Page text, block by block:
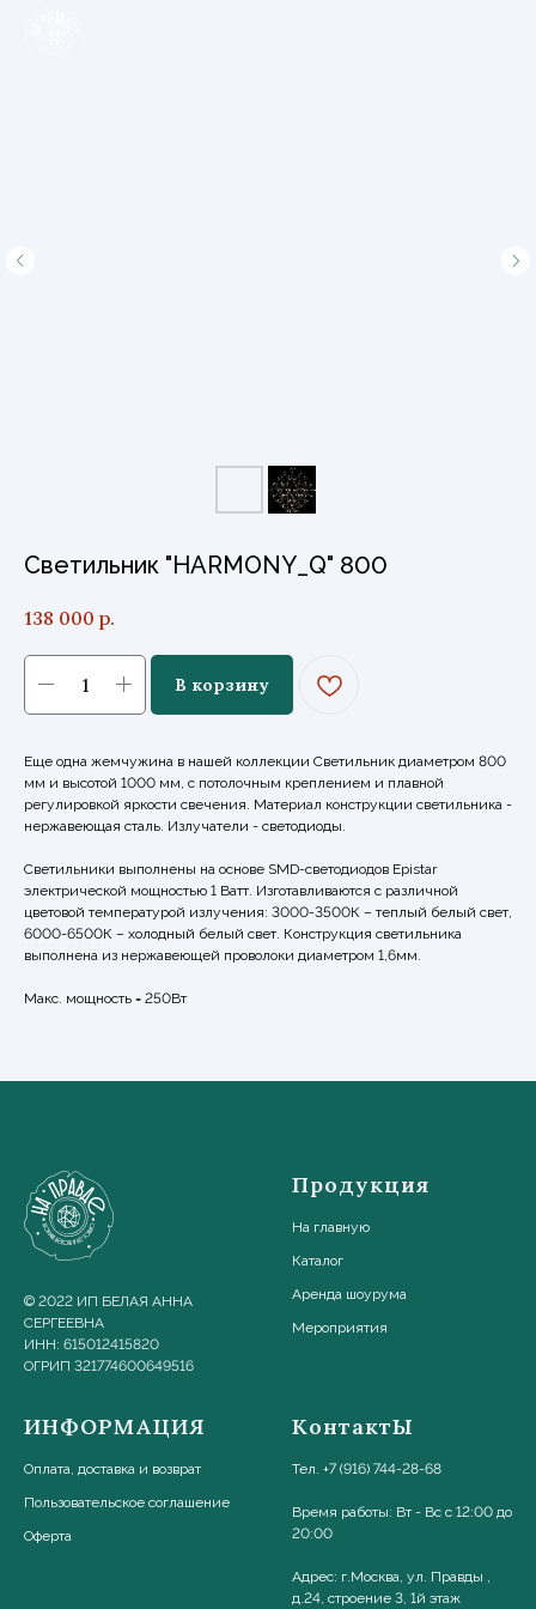
Светильник "HARMONY_Q" 800
138 000 р.
В корзину
Еще одна жемчужина в нашей коллекции Светильник диаметром 800
мм и высотой 1000 мм, с потолочным креплением и плавной
регулировкой яркости свечения. Материал конструкции светильника -
нержавеющая сталь. Излучатели - светодиоды.
Светильники выполнены на основе SMD-светодиодов Epistar
электрической мощностью 1 Ватт. Изготавливаются с различной
цветовой температурой излучения: 3000-3500К – теплый белый свет,
6000-6500К – холодный белый свет. Конструкция светильника
выполнена из нержавеющей проволоки диаметром 1,6мм.
Макс. мощность = 250Вт
© 2022 ИП БЕЛАЯ АННА
СЕРГЕЕВНА
ИНН: 615012415820
ОГРИП 321774600649516
Продукция
На главную
Каталог
Аренда шоурума
Мероприятия
ИНФОРМАЦИЯ
Оплата, доставка и возврат
Пользовательское соглашение
Оферта
КонтактЫ
Тел. +7 (916) 744-28-68
Время работы: Вт - Вс с 12:00 до
20:00
Адрес: г.Москва, ул. Правды ,
д.24, строение 3, 1й этаж